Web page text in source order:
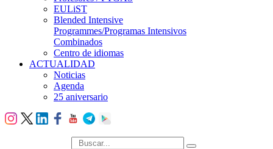
EULiST
Blended Intensive
Programmes/Programas Intensivos
Combinados
Centro de idiomas
ACTUALIDAD
Noticias
Agenda
25 aniversario
búsqueda